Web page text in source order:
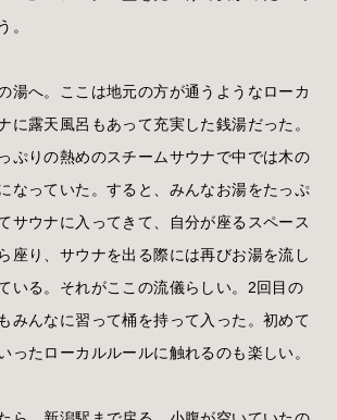
。
湯へ。ここは地元の方が通うようなローカ
に露天風呂もあって充実した銭湯だった。
ぷりの熱めのスチームサウナで中では木の
なっていた。すると、みんなお湯をたっぷ
サウナに入ってきて、自分が座るスペース
座り、サウナを出る際には再びお湯を流し
いる。それがここの流儀らしい。2回目の
みんなに習って桶を持って入った。初めて
ったローカルルールに触れるのも楽しい。